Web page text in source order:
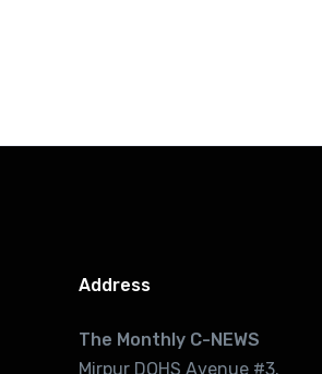
Address
The Monthly C-NEWS
Mirpur DOHS Avenue #3.